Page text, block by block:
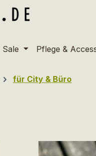
Sale Pflege &
für City & Büro